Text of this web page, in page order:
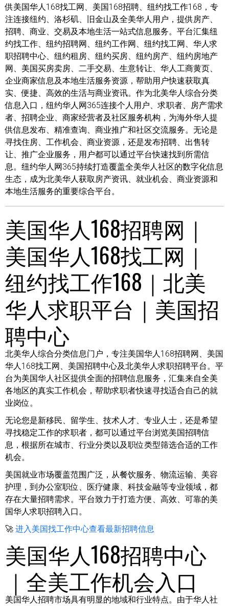
供美国华人168找工网、美国168招聘、纽约找工作168，专
注连接纽约、洛杉矶、旧金山及全美华人用户，提供房产、
招聘、商业、交易及本地生活一站式信息服务。平台汇集纽
约找工作、纽约招聘网、纽约工作网、纽约找工网、华人求
职招聘中心、纽约租房、纽约买房、纽约房产、纽约房地产
网、美国买房卖房、二手交易、生意转让、华人工商黄页、
企业商家信息及本地生活服务资源，帮助用户快速获取真
实、便捷、高效的生活与商业资讯。作为北美华人综合分类
信息入口，纽约华人网365连接个人用户、求职者、房产需求
者、招聘企业、商家经营者及社区服务机构，为海外华人提
供信息发布、精准查询、商业推广和社区交流服务。无论是
寻找住房、工作机会、商业资源，还是发布招聘、出售转
让、推广企业服务，用户都可以通过平台快速找到所需信
息。纽约华人网365持续打造覆盖全美华人社区的数字化信息
生态，成为北美华人获取房产资讯、就业机会、商业资源和
本地生活服务的重要综合平台。
美国华人168招聘网｜
美国华人168找工网｜
纽约找工作168｜北美
华人求职平台｜美国招
聘中心
北美华人综合分类信息门户，专注美国华人168招聘网、美国
华人168找工网、美国招聘中心及北美华人求职招聘平台。平
台为美国华人社区提供全面的招聘信息服务，汇集来自全美
各地区的真实工作机会，帮助求职者快速寻找适合自己的就
业岗位。
无论您是新移民、留学生、技术人才、专业人士，还是希望
寻找稳定工作的求职者，都可以通过平台浏览美国招聘信
息，根据所在城市、行业分类以及职位类型筛选合适的工作
机会。
美国就业市场覆盖范围广泛，从餐饮服务、物流运输、美容
护理，到办公室职位、医疗健康、科技金融等专业领域，都
存在大量招聘需求。平台致力于打造方便、高效、可靠的美
国华人求职招聘入口。
🚀 进入美国找工作中心查看最新招聘信息
美国华人168招聘中心
｜全美工作机会入口
美国华人招聘市场具有明显的地域和行业特点。由于华人社